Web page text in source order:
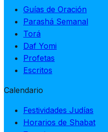
Guías de Oración
Parashá Semanal
Torá
Daf Yomi
Profetas
Escritos
Calendario
Festividades Judías
Horarios de Shabat